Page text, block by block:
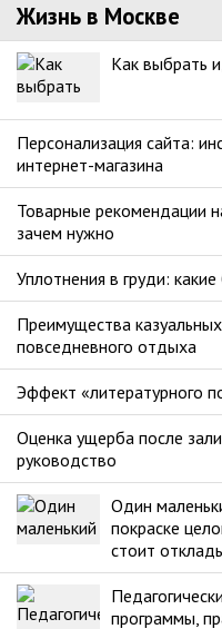
Жизнь в Москве
Как выбрать
Персонализация сайта:
интернет-магазина
Товарные рекомендации
зачем нужно
Уплотнения в груди:
Преимущества
повседневного отдыха
Эффект «литературного
Оценка ущерба после
руководство
Один
покраске
стоит
программы,